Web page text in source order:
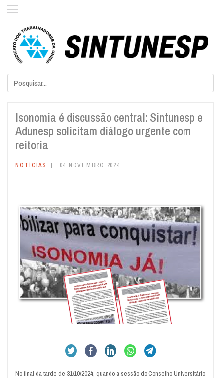
Isonomia é discussão central: Sintunesp e
Adunesp solicitam diálogo urgente com
reitoria
NOTÍCIAS 04 NOVEMBRO 2024
No final da tarde de 31/10/2024, quando a sessão do Conselho Universitário